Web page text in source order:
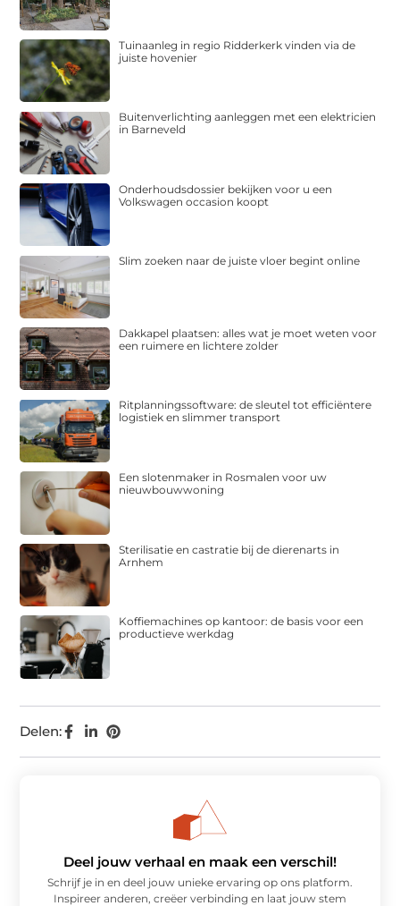
Delen:
Tuinaanleg in regio Ridderkerk vinden via de
juiste hovenier
Buitenverlichting aanleggen met een elektricien
in Barneveld
Onderhoudsdossier bekijken voor u een
Volkswagen occasion koopt
Slim zoeken naar de juiste vloer begint online
Dakkapel plaatsen: alles wat je moet weten voor
een ruimere en lichtere zolder
Ritplanningssoftware: de sleutel tot efficiëntere
logistiek en slimmer transport
Een slotenmaker in Rosmalen voor uw
nieuwbouwwoning
Sterilisatie en castratie bij de dierenarts in
Arnhem
Koffiemachines op kantoor: de basis voor een
productieve werkdag
Deel jouw verhaal en maak een verschil!
Schrijf je in en deel jouw unieke ervaring op ons platform.
Inspireer anderen, creëer verbinding en laat jouw stem